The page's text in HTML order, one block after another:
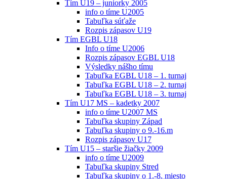
Tím U19 – juniorky 2005
info o tíme U2005
Tabuľka súťaže
Rozpis zápasov U19
Tím EGBL U18
Info o tíme U2006
Rozpis zápasov EGBL U18
Výsledky nášho tímu
Tabuľka EGBL U18 – 1. turnaj
Tabuľka EGBL U18 – 2. turnaj
Tabuľka EGBL U18 – 3. turnaj
Tím U17 MS – kadetky 2007
info o tíme U2007 MS
Tabuľka skupiny Západ
Tabuľka skupiny o 9.-16.m
Rozpis zápasov U17
Tím U15 – staršie žiačky 2009
info o tíme U2009
Tabuľka skupiny Stred
Tabuľka skupiny o 1.-8. miesto